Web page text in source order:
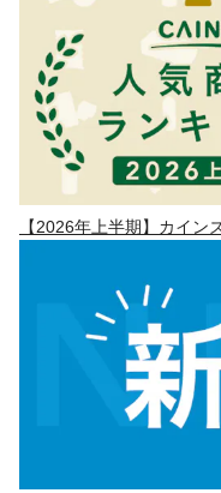
【2026年上半期】カイン